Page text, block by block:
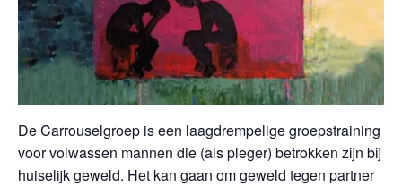
De Carrouselgroep is een laagdrempelige groepstraining
voor volwassen mannen die (als pleger) betrokken zijn bij
huiselijk geweld. Het kan gaan om geweld tegen partner